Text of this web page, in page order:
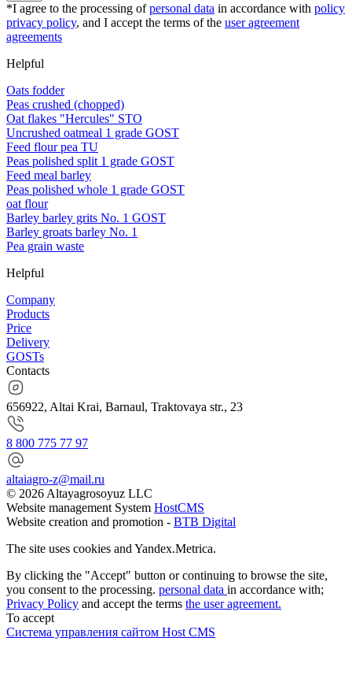
*I agree to the processing ofpersonal data in accordance with policy
privacy policy, and I accept the terms of the user agreement
agreements
Helpful
Oats fodder
Peas crushed (chopped)
Oat flakes "Hercules" STO
Uncrushed oatmeal 1 grade GOST
Feed flour pea TU
Peas polished split 1 grade GOST
Feed meal barley
Peas polished whole 1 grade GOST
oat flour
Barley barley grits No. 1 GOST
Barley groats barley No. 1
Pea grain waste
Helpful
Company
Products
Price
Delivery
GOSTs
Contacts
656922, Altai Krai, Barnaul, Traktovaya str., 23
8 800 775 77 97
altaiagro-z@mail.ru
© 2026 Altayagrosoyuz LLC
Website management System HostCMS
Website creation and promotion - BTB Digital
The site uses cookies and Yandex.Metrica.
By clicking the "Accept" button or continuing to browse the site,
you consent to the processing. personal data in accordance with;
Privacy Policy and accept the terms the user agreement.
To accept
Система управления сайтом Host CMS